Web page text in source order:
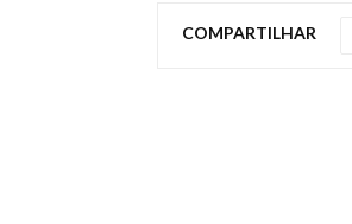
COMPARTILHAR